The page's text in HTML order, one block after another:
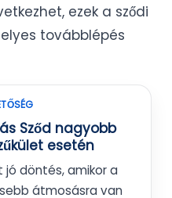
ezek a sződi
továbblépés
Sződ nagyobb
esetén
döntés, amikor a
átmosásra van